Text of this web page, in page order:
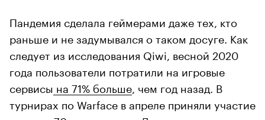
Пандемия сделала геймерами даже тех, кто
раньше и не задумывался о таком досуге. Как
следует из исследования Qiwi, весной 2020
года пользователи потратили на игровые
сервисы на 71% больше , чем год назад. В
турнирах по Warface в апреле приняли участие